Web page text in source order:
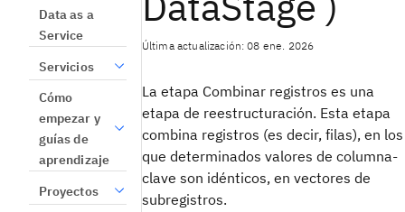
Data as a
Service
Servicios
Cómo
empezar y
guías de
aprendizaje
Proyectos
Última actualización: 08 ene. 2026
La etapa Combinar registros es una
etapa de reestructuración. Esta etapa
combina registros (es decir, filas), en los
que determinados valores de columna-
clave son idénticos, en vectores de
subregistros.